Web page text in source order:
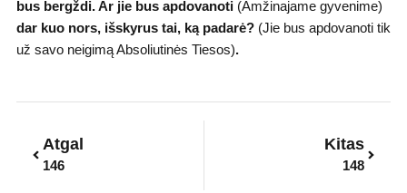
bus bergždi. Ar jie bus apdovanoti(Amžinajame gyvenime)
dar kuo nors, išskyrus tai, ką padarė?(Jie bus apdovanoti tik
už savo neigimą Absoliutinės Tiesos).
Atgal
146
Kitas
148